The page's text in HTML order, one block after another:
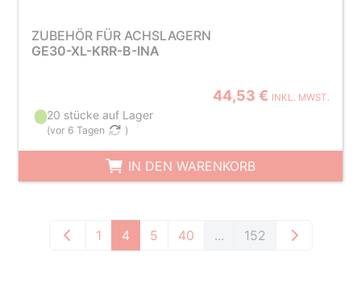
ZUBEHÖR FÜR ACHSLAGERN
GE30-XL-KRR-B-INA
44,53 € INKL. MWST.
20 stücke auf Lager
(vor 6 Tagen )
IN DEN WARENKORB
1 4 5 40 ... 152